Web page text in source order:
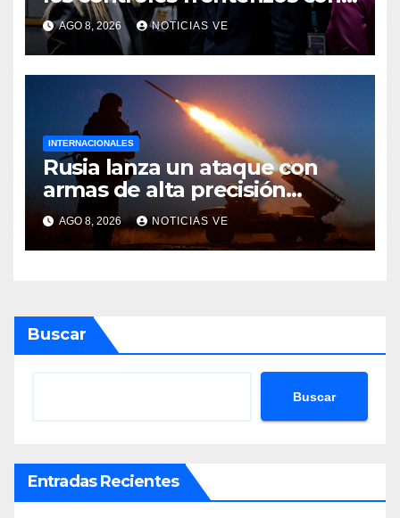
Italia tras el rechazo de Roma
a retirar las restricciones
AGO 8, 2026 NOTICIAS VE
INTERNACIONALES
Rusia lanza un ataque con
armas de alta precisión
contra la industria militar en
Kiev
AGO 8, 2026 NOTICIAS VE
Buscar
Buscar
Entradas Recientes